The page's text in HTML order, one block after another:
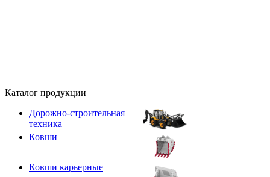
Каталог продукции
Дорожно-строительная
техника
Ковши
Ковши карьерные